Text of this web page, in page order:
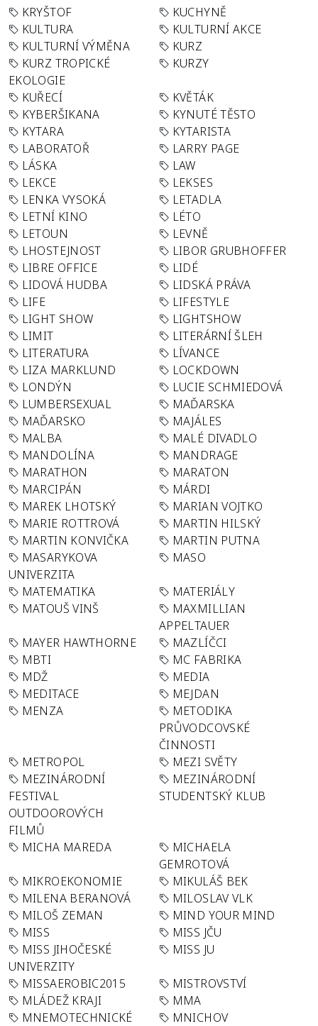
KRYŠTOF
KUCHYNĚ
KULTURA
KULTURNÍ AKCE
KULTURNÍ VÝMĚNA
KURZ
KURZ TROPICKÉ
EKOLOGIE
KURZY
KUŘECÍ
KVĚTÁK
KYBERŠIKANA
KYNUTÉ TĚSTO
KYTARA
KYTARISTA
LABORATOŘ
LARRY PAGE
LÁSKA
LAW
LEKCE
LEKSES
LENKA VYSOKÁ
LETADLA
LETNÍ KINO
LÉTO
LETOUN
LEVNĚ
LHOSTEJNOST
LIBOR GRUBHOFFER
LIBRE OFFICE
LIDÉ
LIDOVÁ HUDBA
LIDSKÁ PRÁVA
LIFE
LIFESTYLE
LIGHT SHOW
LIGHTSHOW
LIMIT
LITERÁRNÍ ŠLEH
LITERATURA
LÍVANCE
LIZA MARKLUND
LOCKDOWN
LONDÝN
LUCIE SCHMIEDOVÁ
LUMBERSEXUAL
MAĎARSKA
MAĎARSKO
MAJÁLES
MALBA
MALÉ DIVADLO
MANDOLÍNA
MANDRAGE
MARATHON
MARATON
MARCIPÁN
MÁRDI
MAREK LHOTSKÝ
MARIAN VOJTKO
MARIE ROTTROVÁ
MARTIN HILSKÝ
MARTIN KONVIČKA
MARTIN PUTNA
MASARYKOVA
UNIVERZITA
MASO
MATEMATIKA
MATERIÁLY
MATOUŠ VINŠ
MAXMILLIAN
APPELTAUER
MAYER HAWTHORNE
MAZLÍČCI
MBTI
MC FABRIKA
MDŽ
MEDIA
MEDITACE
MEJDAN
MENZA
METODIKA
PRŮVODCOVSKÉ
ČINNOSTI
METROPOL
MEZI SVĚTY
MEZINÁRODNÍ
FESTIVAL
OUTDOOROVÝCH
FILMŮ
MEZINÁRODNÍ
STUDENTSKÝ KLUB
MICHA MAREDA
MICHAELA
GEMROTOVÁ
MIKROEKONOMIE
MIKULÁŠ BEK
MILENA BERANOVÁ
MILOSLAV VLK
MILOŠ ZEMAN
MIND YOUR MIND
MISS
MISS JČU
MISS JIHOČESKÉ
UNIVERZITY
MISS JU
MISSAEROBIC2015
MISTROVSTVÍ
MLÁDEŽ KRAJI
MMA
MNEMOTECHNICKÉ
MNICHOV